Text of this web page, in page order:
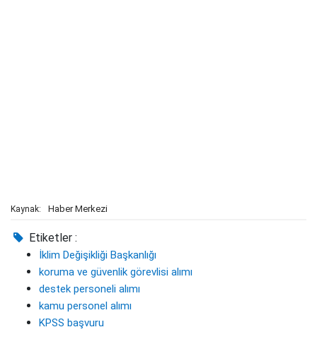
Kaynak: Haber Merkezi
Etiketler :
İklim Değişikliği Başkanlığı
koruma ve güvenlik görevlisi alımı
destek personeli alımı
kamu personel alımı
KPSS başvuru